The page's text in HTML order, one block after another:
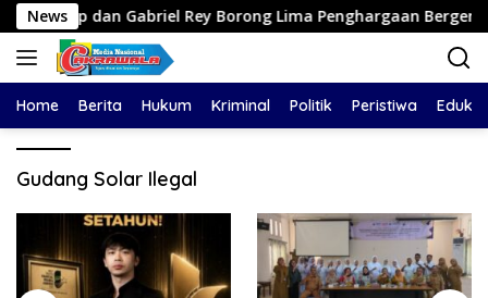
Langsung
ke
konten
News
Gabriel Rey Borong Lima Penghargaan Bergengsi dalam
Home Berita Hukum Kriminal Politik Peristiwa
Gudang Solar Ilegal